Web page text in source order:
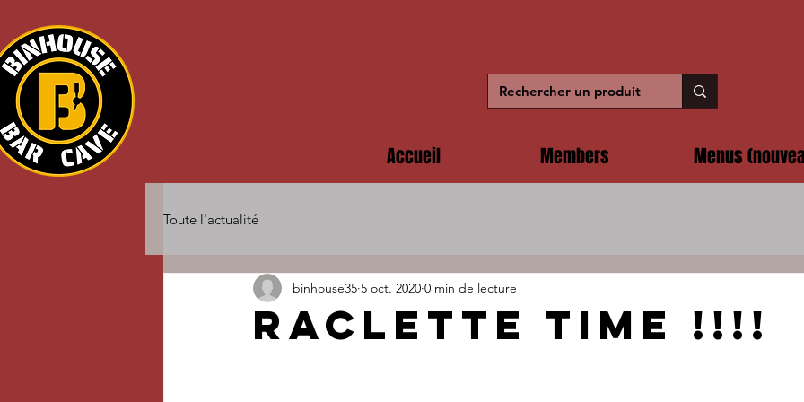
Accueil Members Menus
Toute l'actualité
RACLETTE TIME !!!!
binhouse35 5 oct. 2020 0 min de lecture